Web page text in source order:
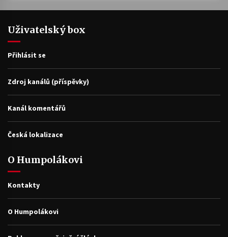
Uživatelský box
Přihlásit se
Zdroj kanálů (příspěvky)
Kanál komentářů
Česká lokalizace
O Humpolákovi
Kontakty
O Humpolákovi